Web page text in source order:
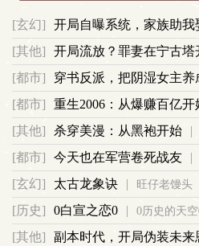
[玄幻] 开局自曝系统，家族助我
[其他] 开局流放？罪妻在宁古塔
[都市] 穿书反派，把阴湿女主养
[都市] 重生2006：从爆赚百亿开
[其他] 杀穿美漫：从黑袍开始 |
[都市] 今天也在军营卷死战友 |
[玄幻] 太古龙象诀 | 旺仔老馒头
[历史] 0白宣之恋0 | 0历史的天
[其他] 副本时代，开局伪装未来